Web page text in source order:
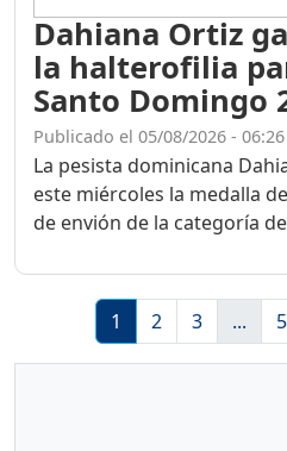
Dahiana Ortiz
la halterofilia
Santo Domingo
Publicado el 05/08/2026 -
La pesista dominicana
este miércoles la medalla
de envión de la categoría
1 2 3 ...